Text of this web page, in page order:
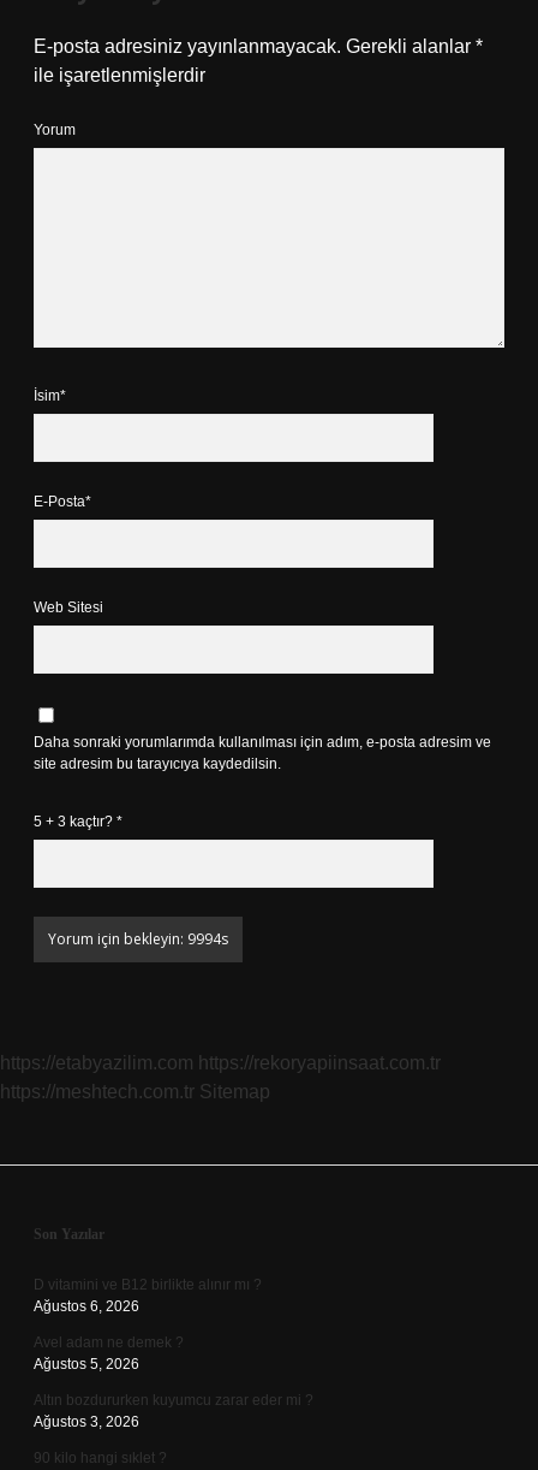
E-posta adresiniz yayınlanmayacak. Gerekli alanlar *
ile işaretlenmişlerdir
Yorum
İsim*
E-Posta*
Web Sitesi
Daha sonraki yorumlarımda kullanılması için adım, e-posta adresim ve
site adresim bu tarayıcıya kaydedilsin.
5 + 3 kaçtır? *
https://etabyazilim.com https://rekoryapiinsaat.com.tr
https://meshtech.com.tr Sitemap
Sidebar
Son Yazılar
D vitamini ve B12 birlikte alınır mı ?
Ağustos 6, 2026
Avel adam ne demek ?
Ağustos 5, 2026
Altın bozdururken kuyumcu zarar eder mi ?
Ağustos 3, 2026
90 kilo hangi sıklet ?